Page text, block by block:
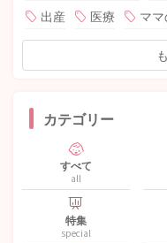
出産
医療 マ
カテゴリー
すべて
all
特集
special